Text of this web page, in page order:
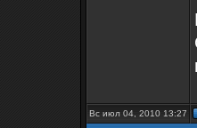
Вс июл 04, 2010 13:27